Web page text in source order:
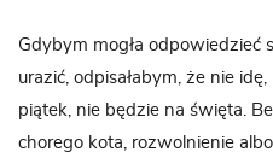
Gdybym mogła odpowiedzieć
urazić, odpisałabym, że nie
piątek, nie będzie na święta.
chorego kota, rozwolnienie